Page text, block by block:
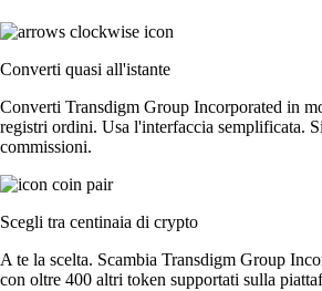
Converti quasi all'istante
Converti Transdigm Group Incorporated in
registri ordini. Usa l'interfaccia semplificata.
commissioni.
Scegli tra centinaia di crypto
A te la scelta. Scambia Transdigm Group
con oltre 400 altri token supportati sulla